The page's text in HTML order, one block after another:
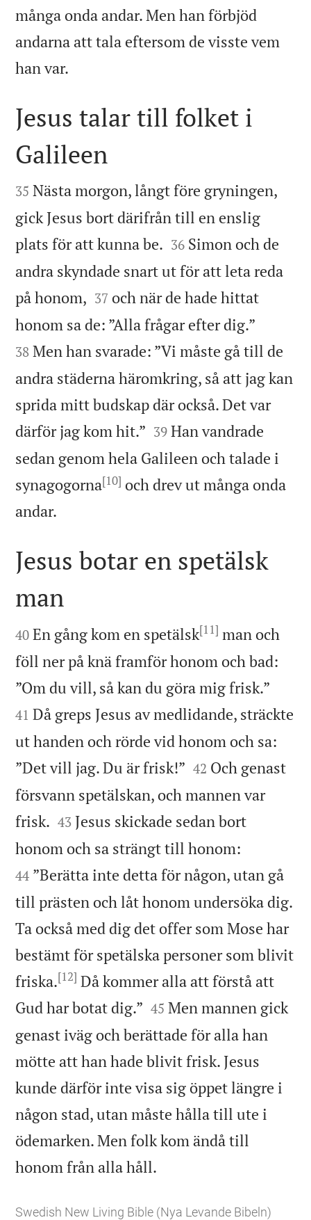
många onda andar. Men han förbjöd
andarna att tala eftersom de visste vem
han var.

Jesus talar till folket i
Galileen

35 Nästa morgon, långt före gryningen,
gick Jesus bort därifrån till en enslig
plats för att kunna be. 

36 Simon och de
andra skyndade snart ut för att leta reda
på honom, 

37 och när de hade hittat
honom sa de: ”Alla frågar efter dig.”
38 Men han svarade: ”Vi måste gå till de
andra städerna häromkring, så att jag kan
sprida mitt budskap där också. Det var
därför jag kom hit.” 

39 Han vandrade
sedan genom hela Galileen och talade i
synagogorna[10] och drev ut många onda
andar.

Jesus botar en spetälsk
man

40 En gång kom en spetälsk[11] man och
föll ner på knä framför honom och bad:
”Om du vill, så kan du göra mig frisk.”
41 Då greps Jesus av medlidande, sträckte
ut handen och rörde vid honom och sa:
”Det vill jag. Du är frisk!” 

42 Och genast
försvann spetälskan, och mannen var
frisk. 

43 Jesus skickade sedan bort
honom och sa strängt till honom:
44 ”Berätta inte detta för någon, utan gå
till prästen och låt honom undersöka dig.
Ta också med dig det offer som Mose har
bestämt för spetälska personer som blivit
friska.[12] Då kommer alla att förstå att
Gud har botat dig.” 

45 Men mannen gick
genast iväg och berättade för alla han
mötte att han hade blivit frisk. Jesus
kunde därför inte visa sig öppet längre i
någon stad, utan måste hålla till ute i
ödemarken. Men folk kom ändå till
honom från alla håll.
Swedish New Living Bible (Nya Levande Bibeln)